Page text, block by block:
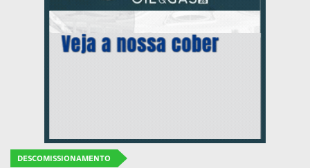
DESCOMISSIONAMENTO